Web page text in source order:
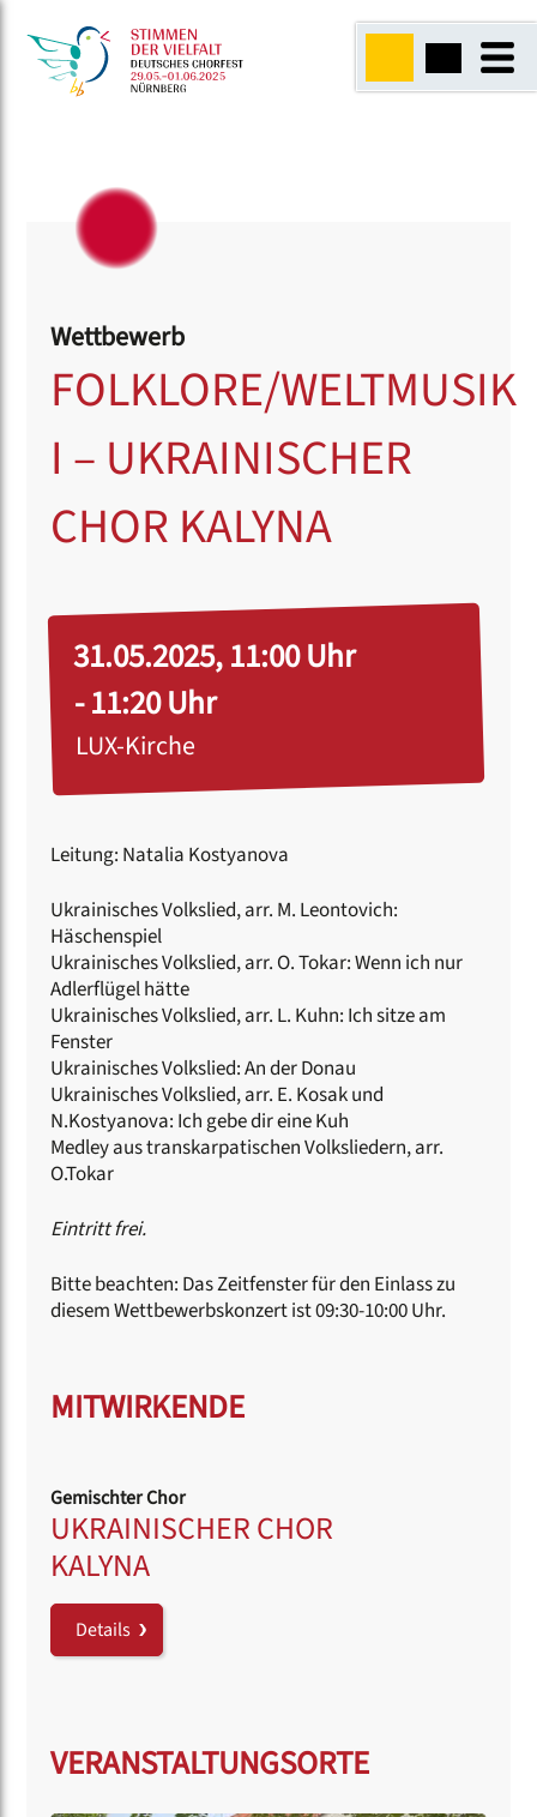
Wettbewerb
FOLKLORE/WELTMUSIK
I – UKRAINISCHER
CHOR KALYNA
31.05.2025, 11:00 Uhr
- 11:20 Uhr
LUX-Kirche
Leitung: Natalia Kostyanova
Ukrainisches Volkslied, arr. M. Leontovich:
Häschenspiel
Ukrainisches Volkslied, arr. O. Tokar: Wenn ich nur
Adlerflügel hätte
Ukrainisches Volkslied, arr. L. Kuhn: Ich sitze am
Fenster
Ukrainisches Volkslied: An der Donau
Ukrainisches Volkslied, arr. E. Kosak und
N.Kostyanova: Ich gebe dir eine Kuh
Medley aus transkarpatischen Volksliedern, arr.
O.Tokar
Eintritt frei.
Bitte beachten: Das Zeitfenster für den Einlass zu
diesem Wettbewerbskonzert ist 09:30-10:00 Uhr.
MITWIRKENDE
Gemischter Chor
UKRAINISCHER CHOR
KALYNA
Details
VERANSTALTUNGSORTE